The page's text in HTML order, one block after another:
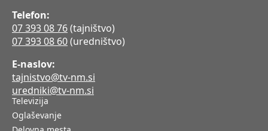
Telefon:
07 393 08 76(tajništvo)
07 393 08 60(uredništvo)
E-naslov:
tajnistvo@tv-nm.si
uredniki@tv-nm.si
Televizija
Oglaševanje